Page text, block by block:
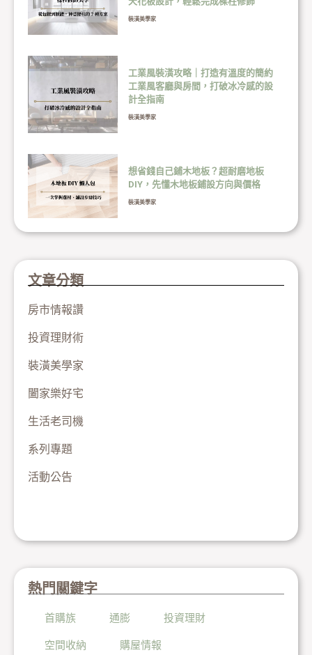
裝潢美學家
工業風裝潢攻略｜打造有溫度的簡約
工業風客廳與房間，打破冰冷感的設
計全指南
裝潢美學家
想省錢自己鋪木地板？超耐磨地板
DIY，先懂木地板鋪設方向與價格
裝潢美學家
文章分類
房市情報讚
投資理財術
裝潢美學家
闔家樂好宅
生活老司機
系列專題
活動公告
熱門關鍵字
首購族 通膨 投資理財
空間收納 購屋情報